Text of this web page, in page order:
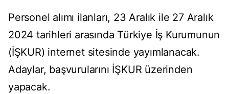
Personel alımı ilanları, 23 Aralık ile 27 Aralık
2024 tarihleri arasında Türkiye İş Kurumunun
(İŞKUR) internet sitesinde yayımlanacak.
Adaylar, başvurularını İŞKUR üzerinden
yapacak.